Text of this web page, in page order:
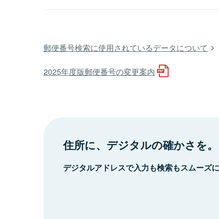
郵便番号検索に使用されているデータについて
2025年度版郵便番号の変更案内
住所に、デジタルの確かさを。
デジタルアドレスで入力も検索もスムーズ